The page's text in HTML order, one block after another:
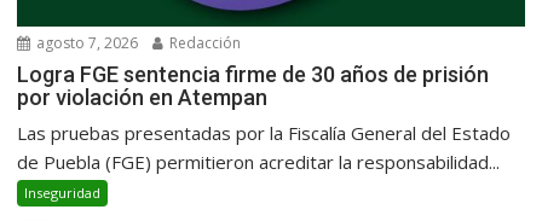
agosto 7, 2026 Redacción
Logra FGE sentencia firme de 30 años de prisión
por violación en Atempan
Las pruebas presentadas por la Fiscalía General del Estado
de Puebla (FGE) permitieron acreditar la responsabilidad...
Inseguridad